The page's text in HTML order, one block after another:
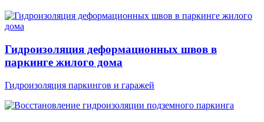
Гидроизоляция деформационных швов в
паркинге жилого дома
Гидроизоляция паркингов и гаражей